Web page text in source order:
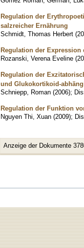
Regulation der
salzreicher Ernährung
Schmidt, Thomas Herbert (
Regulation der Expression
Rozanski, Verena Eveline (
Regulation der
und Glukokortikoid-
Schniepp, Roman (2006);
Regulation der Funktion
Nguyen Thi, Xuan (2009);
Anzeige der Dokumente